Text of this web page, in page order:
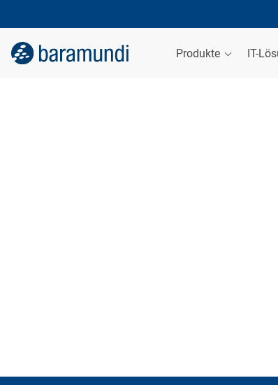
Produkte IT-